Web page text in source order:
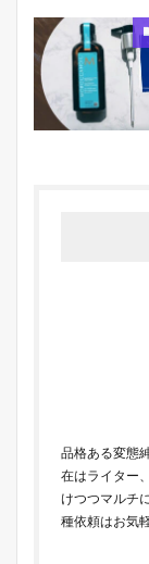
品格ある変態
在はライター
けつつマルチ
種依頼はお気軽